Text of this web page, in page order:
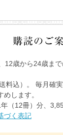
12歳から24歳ま
料込）。 毎月確
します。
（12冊）分、
づく表記